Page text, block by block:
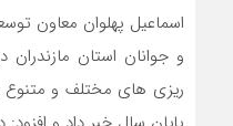
اسماعیل پهلوان معاون
و جوانان استان مازندران
ریزی های مختلف و